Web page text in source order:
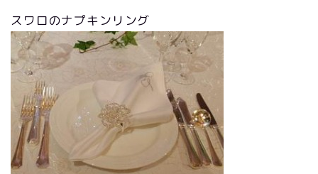
スワロのナプキンリング